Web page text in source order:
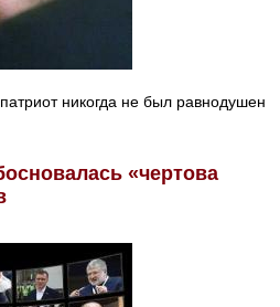
никогда не был равнодушен
«чертова